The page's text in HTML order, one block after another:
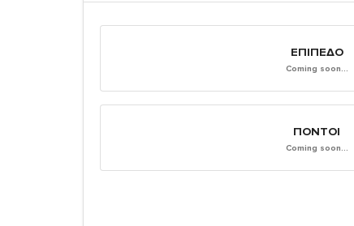
ΕΠΊΠΕΔΟ
Coming soon...
ΠΌΝΤΟΙ
Coming soon...